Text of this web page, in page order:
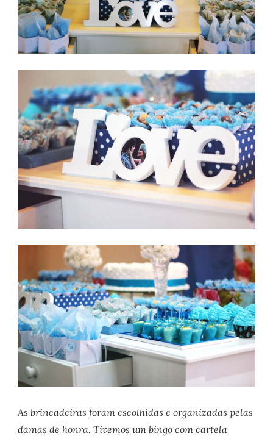
As brincadeiras foram escolhidas e organizadas pelas
damas de honra. Tivemos um bingo com cartela